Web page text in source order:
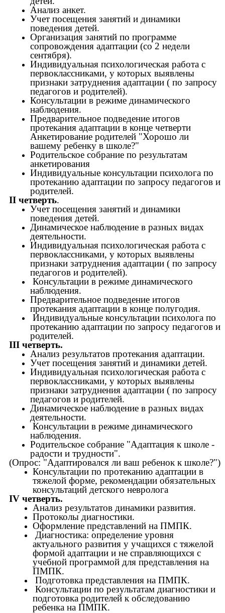
Анализ анкет.
Учет посещения занятий и динамики
поведения детей.
Организация занятий по программе
сопровождения адаптации (со 2 недели
сентября).
Индивидуальная психологическая работа с
первоклассниками, у которых выявлены
признаки затруднения адаптации ( по запросу
педагогов и родителей).
Консультации в режиме динамического
наблюдения.
Предварительное подведение итогов
протекания адаптации в конце четверти
Анкетирование родителей "Хорошо ли
вашему ребенку в школе?"
Родительское собрание по результатам
анкетирования
Индивидуальные консультации психолога по
протеканию адаптации по запросу педагогов и
родителей.
II четверть.
Учет посещения занятий и динамики
поведения детей.
Динамическое наблюдение в разных видах
деятельности.
Индивидуальная психологическая работа с
первоклассниками, у которых выявлены
признаки затруднения адаптации ( по запросу
педагогов и родителей).
Консультации в режиме динамического
наблюдения.
Предварительное подведение итогов
протекания адаптации в конце полугодия.
Индивидуальные консультации психолога по
протеканию адаптации по запросу педагогов и
родителей.
III четверть.
Анализ результатов протекания адаптации.
Учет посещения занятий и динамики детей.
Индивидуальная психологическая работа с
первоклассниками, у которых выявлены
признаки затруднения адаптации ( по запросу
педагогов и родителей.
Динамическое наблюдение в разных видах
деятельности.
Консультации в режиме динамического
наблюдения.
Родительское собрание "Адаптация к школе -
радости и трудности".
(Опрос: "Адаптировался ли ваш ребенок к школе?")
Консультации по протеканию адаптации в
тяжелой форме, рекомендации обязательных
консультаций детского невролога
IV четверть.
Анализ результатов динамики развития.
Протоколы диагностики.
Оформление представлений на ПМПК.
Диагностика: определение уровня
актуального развития у учащихся с тяжелой
формой адаптации и не справляющихся с
учебной программой для представления на
ПМПК.
Подготовка представления на ПМПК.
Консультации по результатам диагностики и
подготовка родителей к обследованию
ребенка на ПМПК.